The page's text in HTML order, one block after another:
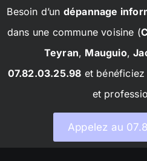
Besoin d’un dépannage
dans une commune voisine (
Teyran, Mauguio,
07.82.03.25.98 et bénéficiez
et
Appelez au